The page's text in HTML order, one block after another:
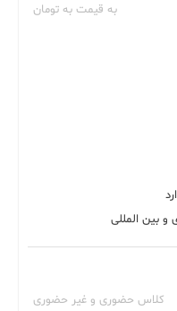
به قیمت به تومان
و بین المللی
کلاس حضوری و غیر حضوری